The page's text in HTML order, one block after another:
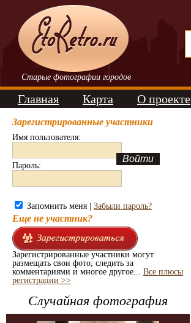
Старые фотографии городов
Главная Карта О проекте
Зарегистрированные участники
Имя пользователя:
Пароль:
Запомнить меня | Забыли пароль?
Еще не участник?
Зарегистрированные участники могут
размещать свои фото, следить за
комментариями и многое другое... Все плюсы
регистрации >>
Случайная фотография